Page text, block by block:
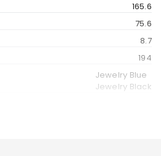
165.6
75.6
8.7
194
Jewelry Blue
Jewelry Black